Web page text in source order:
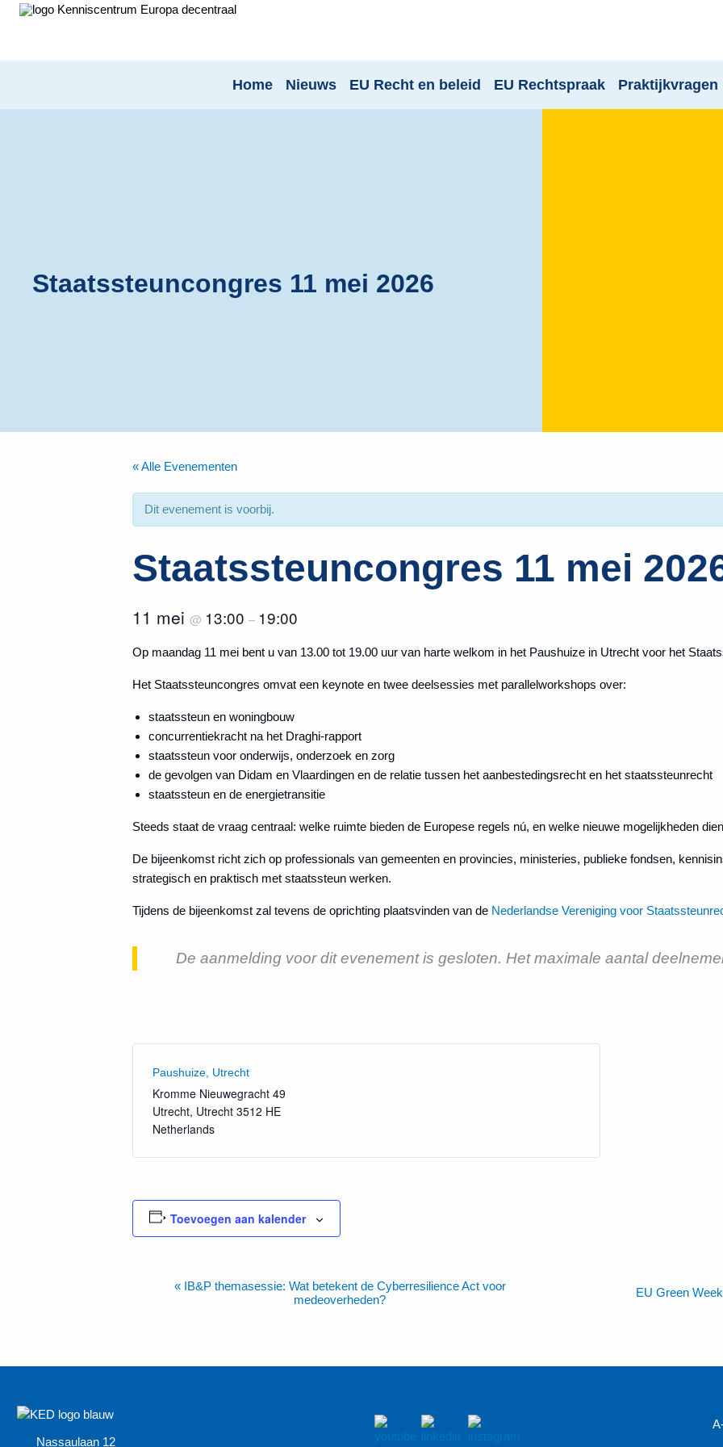
Home Nieuws EU Recht en beleid EU Rechtspraak Praktijkvragen
Staatssteuncongres 11 mei 2026
« Alle Evenementen
Dit evenement is voorbij.
Staatssteuncongres 11 mei
11 mei @ 13:00 – 19:00
Op maandag 11 mei bent u van 13.00 tot 19.00 uur van harte welkom in het Paushuize in Utrecht voor het
Het Staatssteuncongres omvat een keynote en twee deelsessies met parallelworkshops over:
staatssteun en woningbouw
concurrentiekracht na het Draghi-rapport
staatssteun voor onderwijs, onderzoek en zorg
de gevolgen van Didam en Vlaardingen en de relatie tussen het aanbestedingsrecht en het staatssteunrecht
staatssteun en de energietransitie
Steeds staat de vraag centraal: welke ruimte bieden de Europese regels nú, en welke nieuwe mogelijkheden
De bijeenkomst richt zich op professionals van gemeenten en provincies, ministeries, publieke fondsen,
strategisch en praktisch met staatssteun werken.
Tijdens de bijeenkomst zal tevens de oprichting plaatsvinden van de Nederlandse Vereniging voor
De aanmelding voor dit evenement is gesloten. Het maximale aantal
Paushuize, Utrecht
Kromme Nieuwegracht 49
Utrecht, Utrecht 3512 HE
Netherlands
Toevoegen aan kalender
Evenement
«IB&P themasessie: Wat betekent de Cyberresilience Act voor
medeoverheden?
EU Green
Nassaulaan 12